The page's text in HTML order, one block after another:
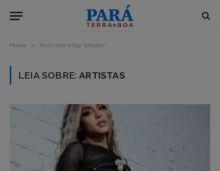
Home » Posts com a tag "artistas"
LEIA SOBRE:ARTISTAS